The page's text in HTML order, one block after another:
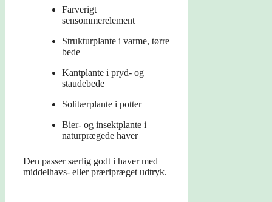
Farverigt
sensommerelement
Strukturplante i varme, tørre
bede
Kantplante i pryd- og
staudebede
Solitærplante i potter
Bier- og insektplante i
naturprægede haver
Den passer særlig godt i haver med
middelhavs- eller præripræget udtryk.